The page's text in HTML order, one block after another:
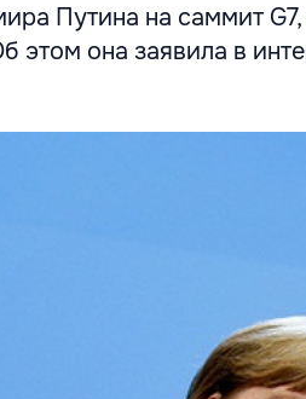
Путина на саммит
этом она заявила в